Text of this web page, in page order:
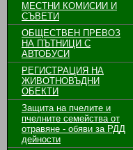
МЕСТНИ КОМИСИИ И
СЪВЕТИ
ОБЩЕСТВЕН ПРЕВОЗ
НА ПЪТНИЦИ С
АВТОБУСИ
РЕГИСТРАЦИЯ НА
ЖИВОТНОВЪДНИ
ОБЕКТИ
Защита на пчелите и
пчелните семейства от
отравяне - обяви за РДД
дейности